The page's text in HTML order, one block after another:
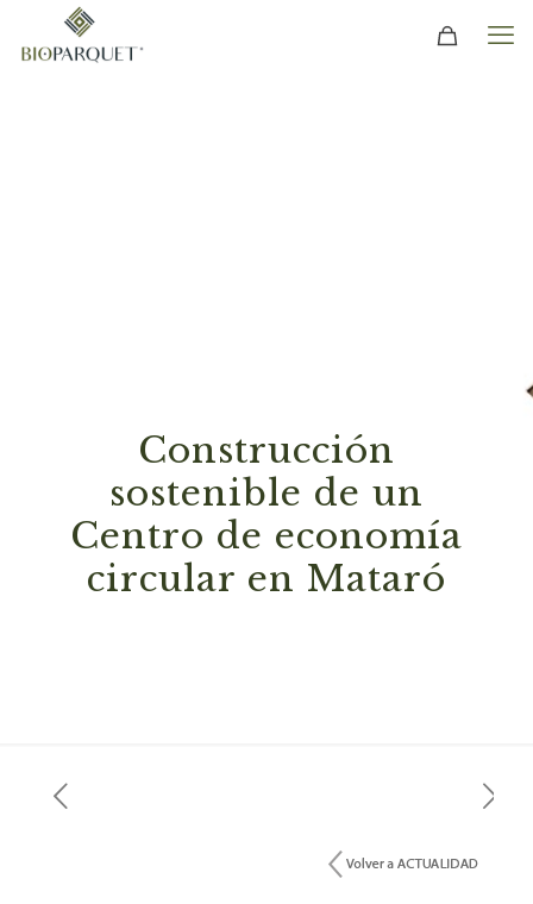
Construcción
sostenible de un
Centro de economía
circular en Mataró